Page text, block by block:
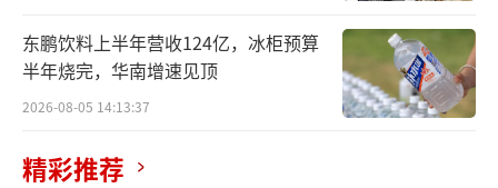
东鹏饮料上半年营收124亿，冰柜预算
半年烧完，华南增速见顶
2026-08-05 14:13:37
精彩推荐